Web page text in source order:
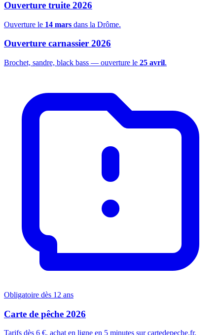
Ouverture truite 2026
Ouverture le 14 mars dans la Drôme.
Ouverture carnassier 2026
Brochet, sandre, black bass — ouverture le 25 avril.
Obligatoire dès 12 ans
Carte de pêche 2026
Tarifs dès 6 €, achat en ligne en 5 minutes sur cartedepeche.fr.